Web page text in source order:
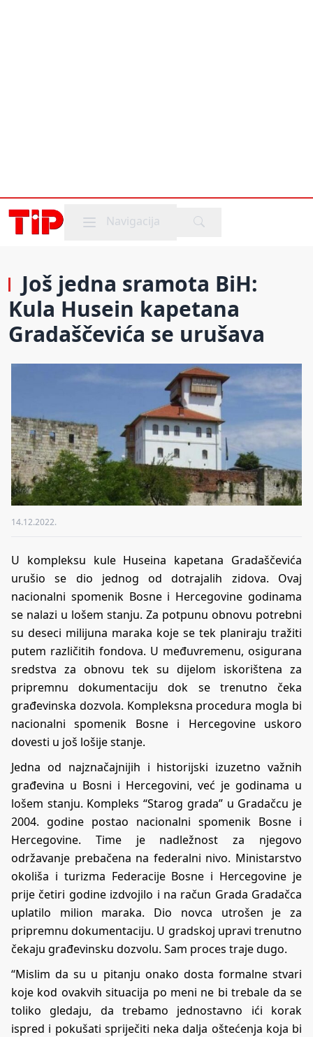
Mobile menu
Navigacija
Još jedna sramota BiH:
Kula Husein kapetana
Gradaščevića se urušava
14.12.2022.
U kompleksu kule Huseina kapetana Gradaščevića
urušio se dio jednog od dotrajalih zidova. Ovaj
nacionalni spomenik Bosne i Hercegovine godinama
se nalazi u lošem stanju. Za potpunu obnovu potrebni
su deseci milijuna maraka koje se tek planiraju tražiti
putem različitih fondova. U međuvremenu, osigurana
sredstva za obnovu tek su dijelom iskorištena za
pripremnu dokumentaciju dok se trenutno čeka
građevinska dozvola. Kompleksna procedura mogla bi
nacionalni spomenik Bosne i Hercegovine uskoro
dovesti u još lošije stanje.
Jedna od najznačajnijih i historijski izuzetno važnih
građevina u Bosni i Hercegovini, već je godinama u
lošem stanju. Kompleks “Starog grada” u Gradačcu je
2004. godine postao nacionalni spomenik Bosne i
Hercegovine. Time je nadležnost za njegovo
održavanje prebačena na federalni nivo. Ministarstvo
okoliša i turizma Federacije Bosne i Hercegovine je
prije četiri godine izdvojilo i na račun Grada Gradačca
uplatilo milion maraka. Dio novca utrošen je za
pripremnu dokumentaciju. U gradskoj upravi trenutno
čekaju građevinsku dozvolu. Sam proces traje dugo.
“Mislim da su u pitanju onako dosta formalne stvari
koje kod ovakvih situacija po meni ne bi trebale da se
toliko gledaju, da trebamo jednostavno ići korak
ispred i pokušati spriječiti neka dalja oštećenja koja bi